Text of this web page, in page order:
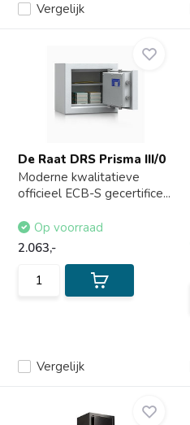
Vergelijk
De Raat DRS Prisma III/0
Moderne kwalitatieve
officieel ECB-S gecertifice...
Vergelijk
Op voorraad
2.063,-